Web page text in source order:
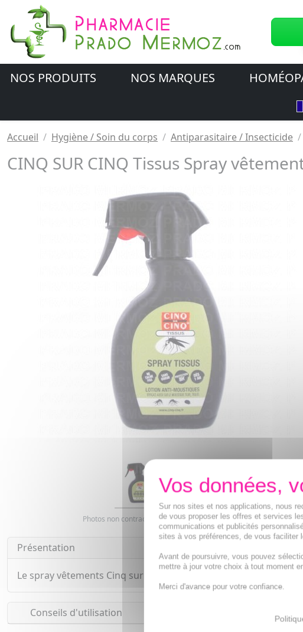
NOS PRODUITS NOS MARQUES
Accueil Hygiène / Soin du corps Antiparasitaire / Insecticide
CINQ SUR CINQ Tissus Spray
Photos non contractuelles. Copyright digimarquage
Présentation
Le spray vêtements Cinq sur Cinq est un répulsif anti
Conseils d'utilisation
Sur nos sites et nos applications, nous
de vous proposer les offres et services
communications et publicités
sites à vos préférences, de vous faciliter
Avant de poursuivre, vous pouvez
mettre à jour votre choix à tout moment
Merci d'avance pour votre confiance.